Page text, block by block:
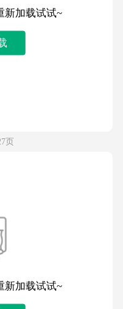
新加载试试~
页
新加载试试~